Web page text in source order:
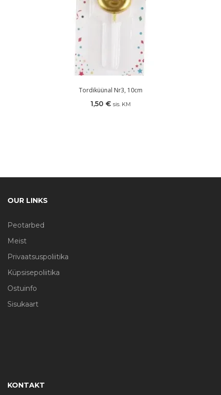
Tordiküünal Nr3, 10cm
1,50 € sis. KM
OUR LINKS
Peotarbed
Meist
Privaatsuspoliitika
Küpsisepoliitika
Ostuinfo
Sisukaart
KONTAKT